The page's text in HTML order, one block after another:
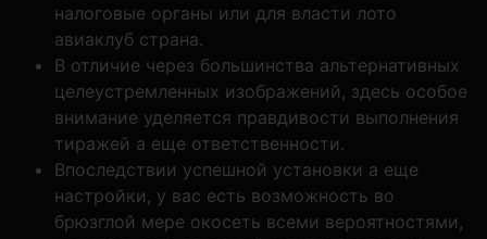
налоговые органы или для власти лото
авиаклуб страна.
В отличие через большинства альтернативных
целеустремленных изображений, здесь особое
внимание уделяется правдивости выполнения
тиражей а еще ответственности.
Впоследствии успешной установки а еще
настройки, у вас есть возможность во
брюзглой мере окосеть всеми вероятностями,